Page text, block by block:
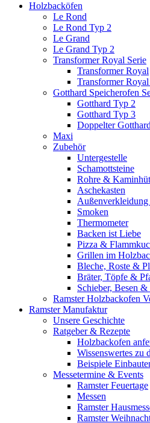
Holzbacköfen
Le Rond
Le Rond Typ 2
Le Grand
Le Grand Typ 2
Transformer Royal Serie
Transformer Royal
Transformer
Gotthard Speicherofen
Gotthard Typ 2
Gotthard Typ 3
Doppelter Gotthard
Maxi
Zubehör
Untergestelle
Schamottsteine
Rohre &
Aschekasten
Smoken
Thermometer
Backen ist Liebe
Pizza &
Grillen im
Bleche, Roste &
Bräter, Töpfe &
Schieber, Besen
Ramster Holzbackofen
Ramster Manufaktur
Unsere Geschichte
Ratgeber & Rezepte
Holzbackofen
Wissenswertes zu
Beispiele
Messetermine & Events
Ramster Feuertage
Messen
Ramster
Ramster